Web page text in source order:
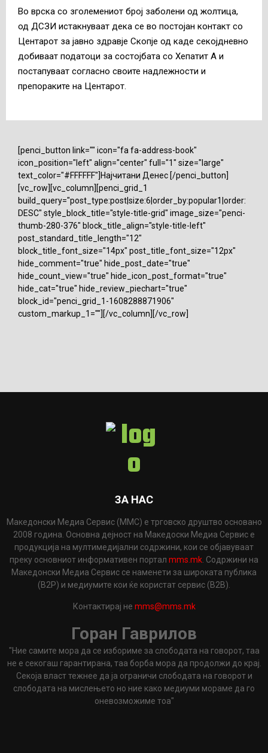
Во врска со зголемениот број заболени од жолтица,
од ДСЗИ истакнуваат дека се во постојан контакт со
Центарот за јавно здравје Скопје од каде секојдневно
добиваат податоци за состојбата со Хепатит А и
постапуваат согласно своите надлежности и
препораките на Центарoт.
[penci_button link="" icon="fa fa-address-book"
icon_position="left" align="center" full="1" size="large"
text_color="#FFFFFF"]Најчитани Денес [/penci_button]
[vc_row][vc_column][penci_grid_1
build_query="post_type:post|size:6|order_by:popular1|order:
DESC" style_block_title="style-title-grid" image_size="penci-
thumb-280-376" block_title_align="style-title-left"
post_standard_title_length="12"
block_title_font_size="14px" post_title_font_size="12px"
hide_comment="true" hide_post_date="true"
hide_count_view="true" hide_icon_post_format="true"
hide_cat="true" hide_review_piechart="true"
block_id="penci_grid_1-1608288871906"
custom_markup_1=""][/vc_column][/vc_row]
ЗА НАС
Македонски Медиа Сервис (ММС) е трговско друштво основано
2008 година. Основна дејност на Македоски Медиа Сервис е
продукција на мултимедијални содржини, кои се објавуваат
преку основниот информативен портал mms.mk . Содржини на
Македонски Медиа Сервис се наменети за широката публика
(B2P) и медиумите кои ќе користат сервис (B2B).
Контактирај не mms@mms.mk
Горан Гаврилов
"Ние самите мора да се избориме за слободата на говорот, таа
не е секогаш гарантирана, таа борба мора да продолжи до крај.
Секоја власт тежнее да ја ограничи слободата на говорот и
слободата на мислењето но ние како медиуми мораме да го
оневозможиме тоа"